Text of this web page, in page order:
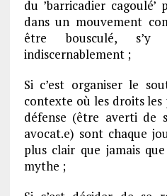
du ’barricadier
dans un mouvement
être bousculé, s’y
indiscernablement ;
Si c’est organiser le
contexte où les droits
défense (être averti de
avocat.e) sont chaque
plus clair que jamais
mythe ;